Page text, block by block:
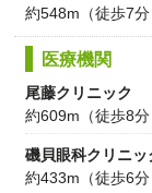
約548m（徒歩7分
医療機関
尾藤クリニック
約609m（徒歩8分
磯貝眼科クリニッ
約433m（徒歩6分